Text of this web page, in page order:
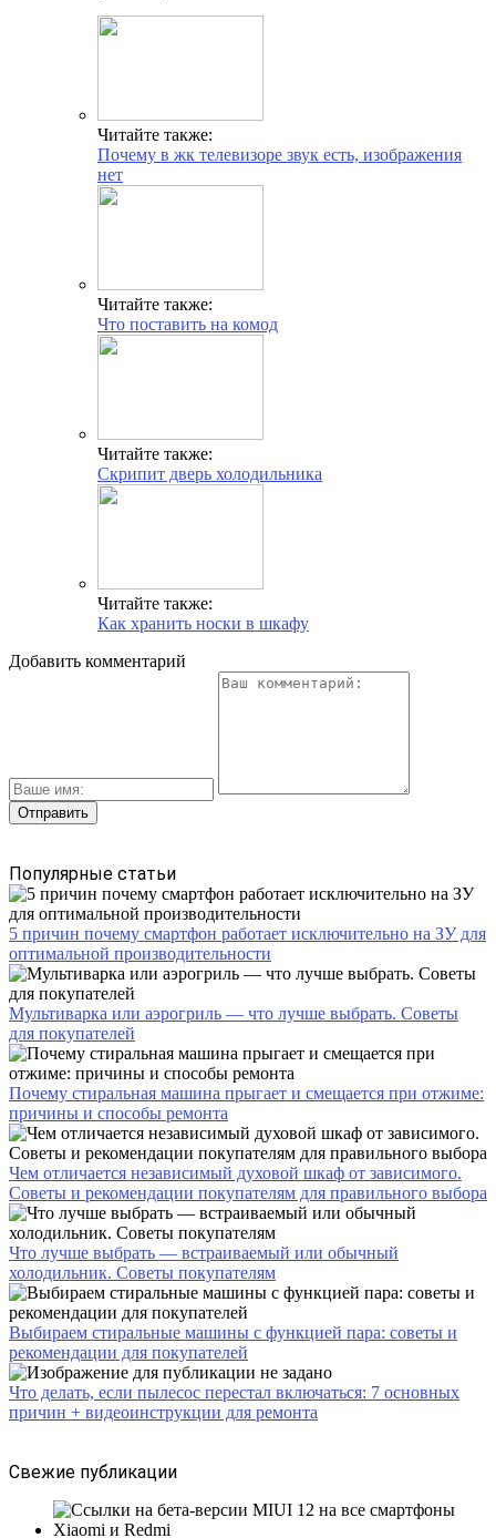
Читайте также:
Почему в жк телевизоре звук есть, изображения
нет
Читайте также:
Что поставить на комод
Читайте также:
Скрипит дверь холодильника
Читайте также:
Как хранить носки в шкафу
Добавить комментарий
Популярные статьи
5 причин почему смартфон работает исключительно на ЗУ для
оптимальной производительности
Мультиварка или аэрогриль — что лучше выбрать. Советы
для покупателей
Почему стиральная машина прыгает и смещается при отжиме:
причины и способы ремонта
Чем отличается независимый духовой шкаф от зависимого.
Советы и рекомендации покупателям для правильного выбора
Что лучше выбрать — встраиваемый или обычный
холодильник. Советы покупателям
Выбираем стиральные машины с функцией пара: советы и
рекомендации для покупателей
Что делать, если пылесос перестал включаться: 7 основных
причин + видеоинструкции для ремонта
Свежие публикации